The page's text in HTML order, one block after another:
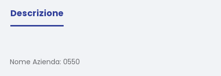
Descrizione
Nome Azienda: 0550